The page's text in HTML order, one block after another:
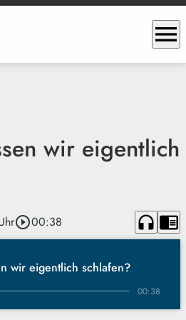
menu
wir eigentlich
play_circle_outline00:38 headphones chrome_reader_mode
wir eigentlich schlafen?
00:38